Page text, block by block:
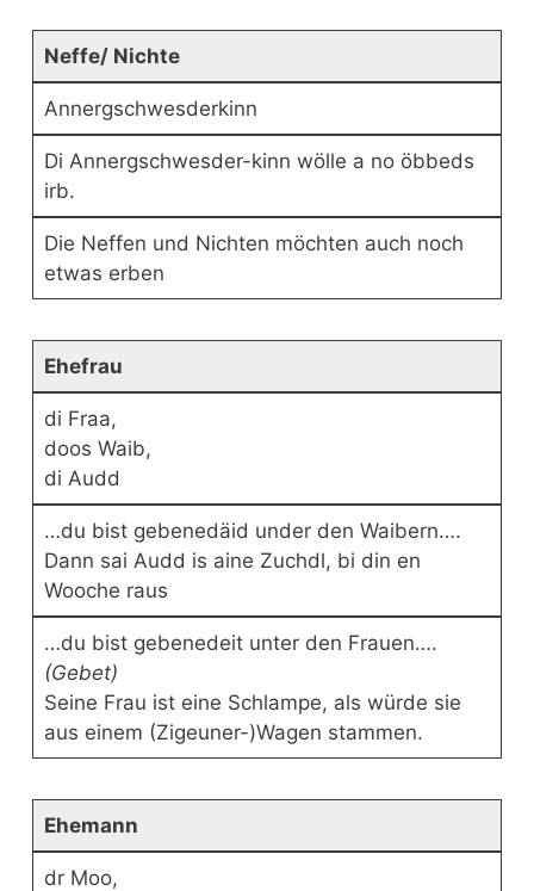
Neffe/ Nichte
Annergschwesderkinn
Di Annergschwesder-kinn wölle a no öbbeds
irb.
Die Neffen und Nichten möchten auch noch
etwas erben
Ehefrau
di Fraa,
doos Waib,
di Audd
…du bist gebenedäid under den Waibern….
Dann sai Audd is aine Zuchdl, bi din en
Wooche raus
…du bist gebenedeit unter den Frauen….
(Gebet)
Seine Frau ist eine Schlampe, als würde sie
aus einem (Zigeuner-)Wagen stammen.
Ehemann
dr Moo,